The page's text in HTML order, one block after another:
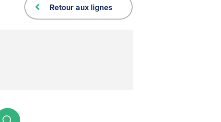
Retour aux lignes